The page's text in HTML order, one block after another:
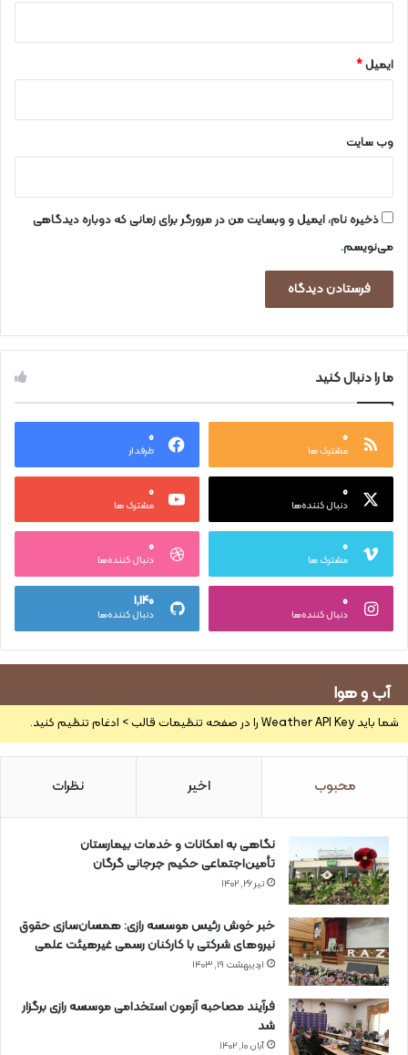
ی
ا
ب
د
ایمیل*
وب‌ سایت
ذخیره نام، ایمیل و وبسایت من در مرورگر برای زمانی که دوباره دیدگاهی
می‌نویسم.
ما را دنبال کنید
۰
مشترک ها
۰
طرفدار
۰
دنبال کننده‌ها
۰
مشترک ها
۰
مشترک ها
۰
دنبال کننده‌ها
۰
دنبال کننده‌ها
۱,۱۴۰
دنبال کننده‌ها
آب و هوا
شما باید Weather API Key را در صفحه تنظیمات قالب > ادغام تنظیم کنید.
محبوب اخیر نظرات
نگاهی به امکانات و خدمات بیمارستان
تأمین‌اجتماعی حکیم جرجانی گرگان
تیر ۲۶, ۱۴۰۲
خبر خوش رئیس موسسه رازی: همسان‌سازی حقوق
نیروهای شرکتی با کارکنان رسمی غیرهیئت علمی
اردیبهشت ۱۹, ۱۴۰۳
فرآیند مصاحبه آزمون استخدامی موسسه رازی برگزار
شد
آبان ۱۰, ۱۴۰۲